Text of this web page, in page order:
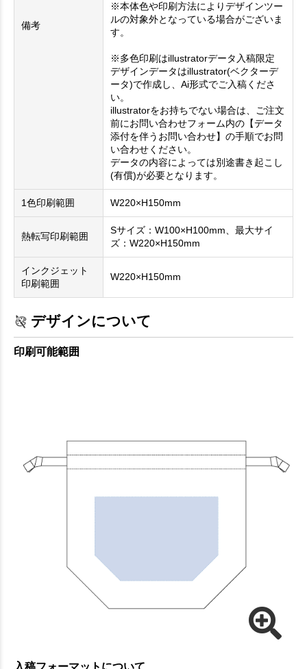
備考
※本体色や印刷方法によりデザインツー
ルの対象外となっている場合がございま
す。
※多色印刷はillustratorデータ入稿限定
デザインデータはillustrator(ベクターデ
ータ)で作成し、Ai形式でご入稿くださ
い。
illustratorをお持ちでない場合は、ご注文
前にお問い合わせフォーム内の【データ
添付を伴うお問い合わせ】の手順でお問
い合わせください。
データの内容によっては別途書き起こし
(有償)が必要となります。
1色印刷範囲 W220×H150mm
熱転写印刷範囲
Sサイズ：W100×H100mm、最大サイ
ズ：W220×H150mm
インクジェット
印刷範囲
W220×H150mm
デザインについて
印刷可能範囲
入稿フォーマットについて